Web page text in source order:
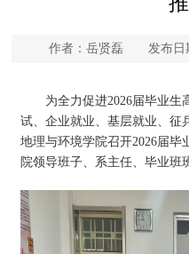
作者：岳贤磊 发布日
为全力促进2026届毕业生
试、企业就业、基层就业、征
地理与环境学院召开2026届
院领导班子、系主任、毕业班